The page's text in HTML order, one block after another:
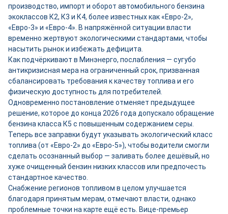
производство, импорт и оборот автомобильного бензина
экоклассов К2, К3 и К4, более известных как «Евро-2»,
«Евро-3» и «Евро-4». В напряжённой ситуации власти
временно жертвуют экологическими стандартами, чтобы
насытить рынок и избежать дефицита.
Как подчёркивают в Минэнерго, послабления — сугубо
антикризисная мера на ограниченный срок, призванная
сбалансировать требования к качеству топлива и его
физическую доступность для потребителей.
Одновременно постановление отменяет предыдущее
решение, которое до конца 2026 года допускало обращение
бензина класса К5 с повышенным содержанием серы.
Теперь все заправки будут указывать экологический класс
топлива (от «Евро-2» до «Евро-5»), чтобы водители смогли
сделать осознанный выбор — заливать более дешёвый, но
хуже очищенный бензин низких классов или предпочесть
стандартное качество.
Снабжение регионов топливом в целом улучшается
благодаря принятым мерам, отмечают власти, однако
проблемные точки на карте ещё есть. Вице-премьер